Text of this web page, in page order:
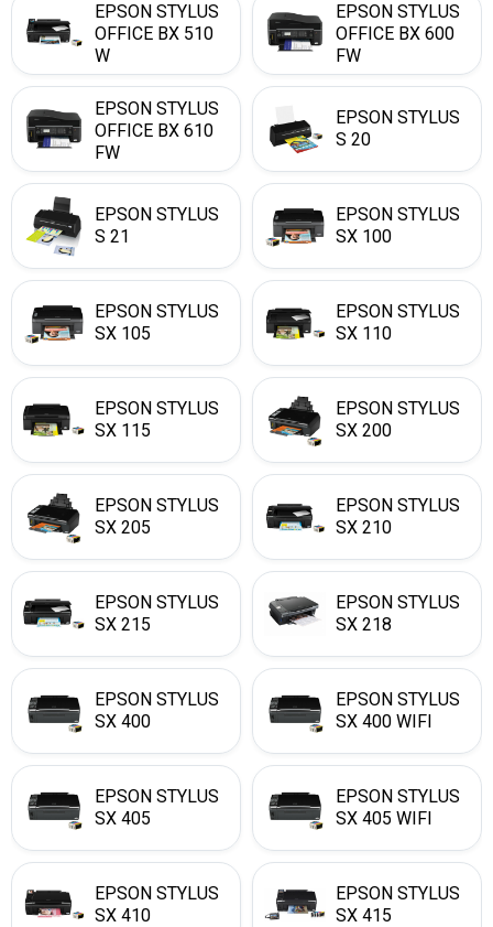
EPSON STYLUS
OFFICE BX 510
W
EPSON STYLUS
OFFICE BX 600
FW
EPSON STYLUS
OFFICE BX 610
FW
EPSON STYLUS
S 20
EPSON STYLUS
S 21
EPSON STYLUS
SX 100
EPSON STYLUS
SX 105
EPSON STYLUS
SX 110
EPSON STYLUS
SX 115
EPSON STYLUS
SX 200
EPSON STYLUS
SX 205
EPSON STYLUS
SX 210
EPSON STYLUS
SX 215
EPSON STYLUS
SX 218
EPSON STYLUS
SX 400
EPSON STYLUS
SX 400 WIFI
EPSON STYLUS
SX 405
EPSON STYLUS
SX 405 WIFI
EPSON STYLUS
SX 410
EPSON STYLUS
SX 415